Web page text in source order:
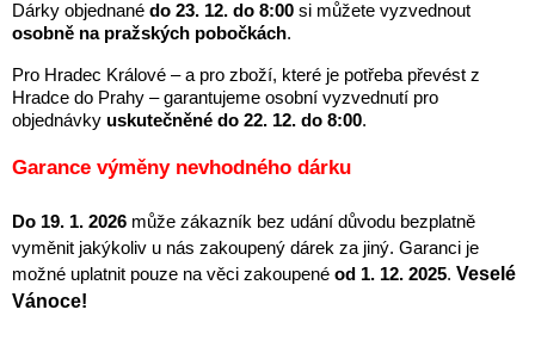
Tachometry
Gripy
Zvonky a houkačky
Dresy
Kalhoty
Plavání
Lyžařské rukavice
Lyžařské vázání
Rukavice na běžky
Vázání na běžky
Brýle na běžky
Snowboardové vázání
Snowboardové rukavice
Snowboardové doplňky
Skialpové boty
Skialpové vázání
Skialpové rukavice
Kukly a uši
Oblečení
Péče o skluznici a hrany
Dárky objednané do 23. 12. do 8:00
osobně na pražských pobočkách.
Pro Hradec Králové – a pro zboží, které je potřeba převést z
Hradce do Prahy – garantujeme osobní vyzvednutí pro
objednávky uskutečněné do 22. 12. do 8:00.
Garance výměny nevhodného dárku
Do 19. 1. 2026 může zákazník bez udání důvodu bezplatně
vyměnit jakýkoliv u nás zakoupený dárek za jiný. Garanci je
možné uplatnit pouze na věci zakoupené od 1. 12. 2025. Veselé
Vánoce!